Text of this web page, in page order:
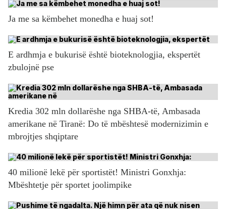
Ja me sa këmbehet monedha e huaj sot!
E ardhmja e bukurisë është bioteknologjia, ekspertët
zbulojnë pse
Kredia 302 mln dollarëshe nga SHBA-të, Ambasada
amerikane në Tiranë: Do të mbështesë modernizimin e
mbrojtjes shqiptare
40 milionë lekë për sportistët! Ministri Gonxhja:
Mbështetje për sportet joolimpike